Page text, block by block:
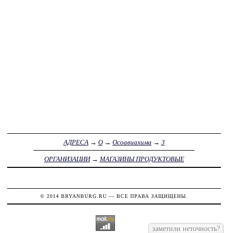
АДРЕСА → О→ Осоавиахима → 3
ОРГАНИЗАЦИИ→ МАГАЗИНЫ ПРОДУКТОВЫЕ
© 2014 BRYANBURG.RU — ВСЕ ПРАВА ЗАЩИЩЕНЫ.
заметили неточность?